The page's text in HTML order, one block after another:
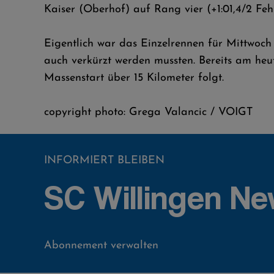
Kaiser (Oberhof) auf Rang vier (+1:01,4/2
Eigentlich war das Einzelrennen für
auch verkürzt werden mussten. Bereits am
Massenstart über 15 Kilometer folgt.
copyright photo: Grega Valancic / VOIGT
INFORMIERT BLEIBEN
SC Willingen
Abonnement verwalten